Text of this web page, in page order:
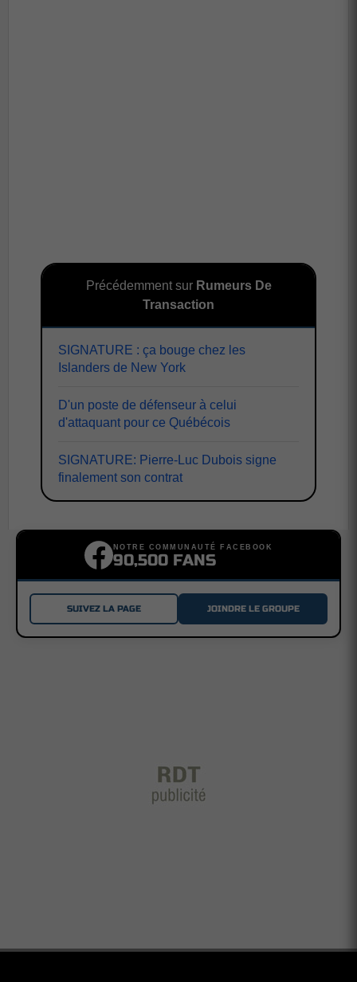
Précédemment sur Rumeurs De
Transaction
SIGNATURE : ça bouge chez les
Islanders de New York
D'un poste de défenseur à celui
d'attaquant pour ce Québécois
SIGNATURE: Pierre-Luc Dubois signe
finalement son contrat
NOTRE COMMUNAUTÉ FACEBOOK
90,500 FANS
SUIVEZ LA PAGE JOINDRE LE GROUPE